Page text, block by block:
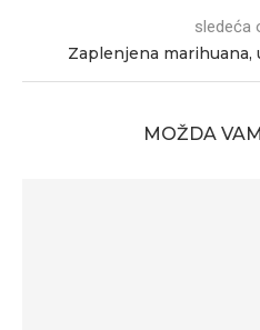
sledeća
Zaplenjena
MOŽDA